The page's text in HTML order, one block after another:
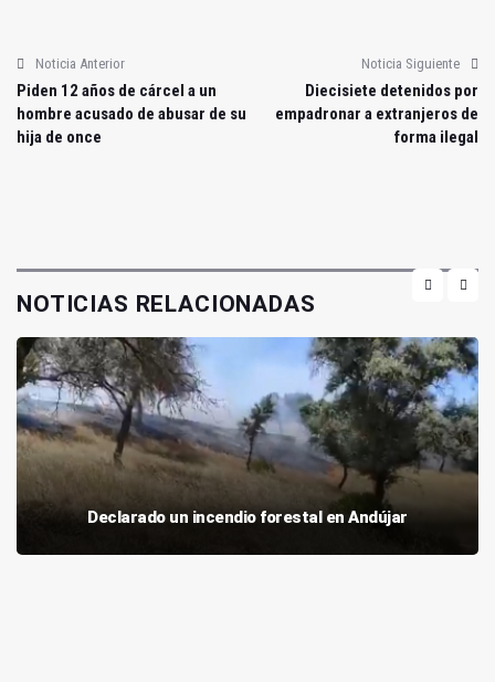
Noticia Anterior
Piden 12 años de cárcel a un
hombre acusado de abusar de su
hija de once
Noticia Siguiente
Diecisiete detenidos por
empadronar a extranjeros de
forma ilegal
NOTICIAS RELACIONADAS
Declarado un incendio forestal en Andújar